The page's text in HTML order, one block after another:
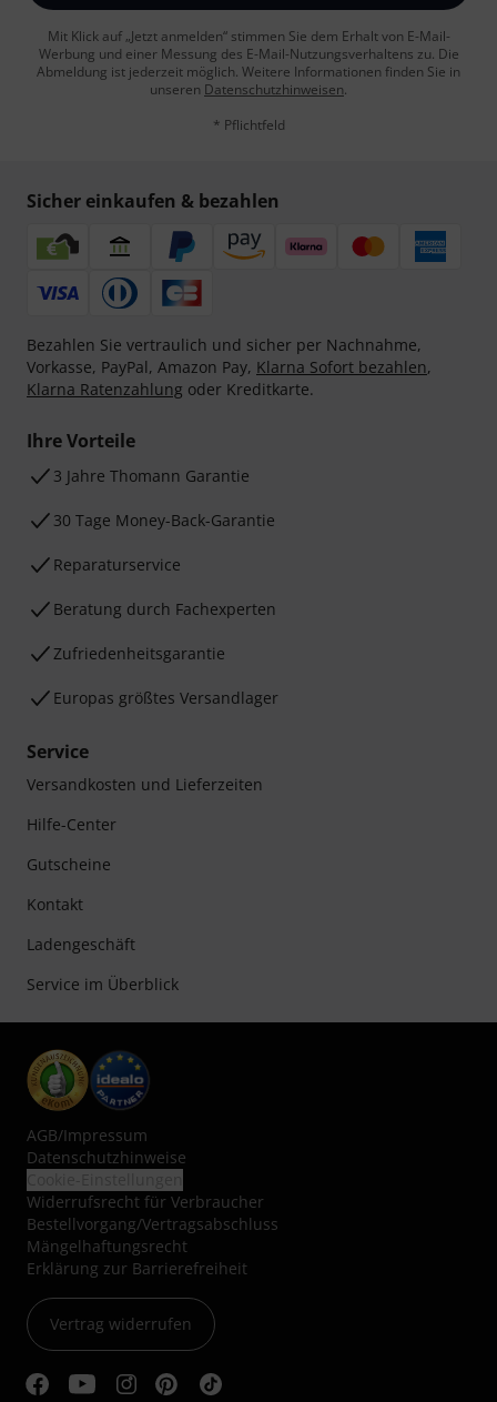
Mit Klick auf „Jetzt anmelden“ stimmen Sie dem Erhalt von E-Mail-
Werbung und einer Messung des E-Mail-Nutzungsverhaltens zu. Die
Abmeldung ist jederzeit möglich. Weitere Informationen finden Sie in
unseren Datenschutzhinweisen.
* Pflichtfeld
Sicher einkaufen & bezahlen
Bezahlen Sie vertraulich und sicher per Nachnahme,
Vorkasse, PayPal, Amazon Pay, Klarna Sofort bezahlen,
Klarna Ratenzahlung oder Kreditkarte.
Ihre Vorteile
3 Jahre Thomann Garantie
30 Tage Money-Back-Garantie
Reparaturservice
Beratung durch Fachexperten
Zufriedenheitsgarantie
Europas größtes Versandlager
Service
Versandkosten und Lieferzeiten
Hilfe-Center
Gutscheine
Kontakt
Ladengeschäft
Service im Überblick
AGB/Impressum
Datenschutzhinweise
Widerrufsrecht für Verbraucher
Bestellvorgang/Vertragsabschluss
Mängelhaftungsrecht
Erklärung zur Barrierefreiheit
Vertrag widerrufen